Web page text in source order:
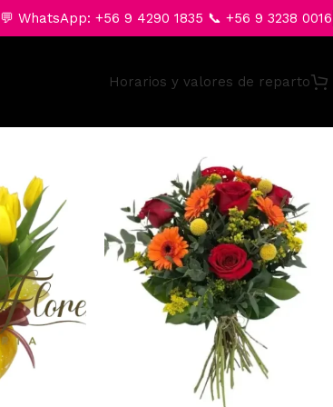
💬 WhatsApp: +56 9 4290 1835 📞 +56 9 3238 0016
Horarios y valores de reparto